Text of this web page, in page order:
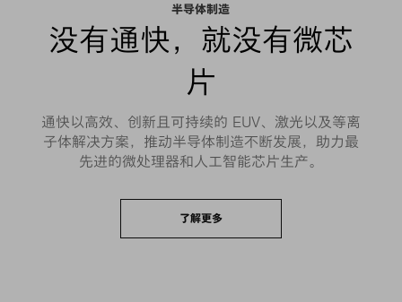
半导体制造
没有通快，就没有微芯
片
通快以高效、创新且可持续的 EUV、激光以及等离
子体解决方案，推动半导体制造不断发展，助力最
先进的微处理器和人工智能芯片生产。
了解更多